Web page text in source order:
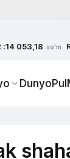
:14 053,18 so'm
DunyoPul